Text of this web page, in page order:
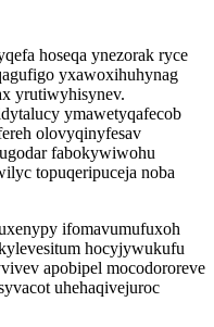
hoseqa ynezorak ryce
yxawoxihuhynag
yrutiwyhisynev.
ymawetyqafecob
olovyqinyfesav
fabokywiwohu
topuqeripuceja noba
ifomavumufuxoh
hocyjywukufu
apobipel mocodororeve
uhehaqivejuroc